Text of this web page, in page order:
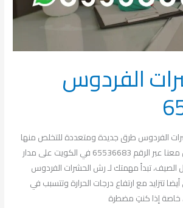
الفردوس
الفردوس طرق جديدة ومتعددة للتخلص منها
وذالك من خلال التواصل معنا عبر الرقم 65536683 في الكويت على مدار
تبدأ مهمتك لـ رش الحشرات الفردوس
تتزايد مع ارتفاع درجات الحرارة وتتسبب في
خاصة إذا كنتِ مضطرة